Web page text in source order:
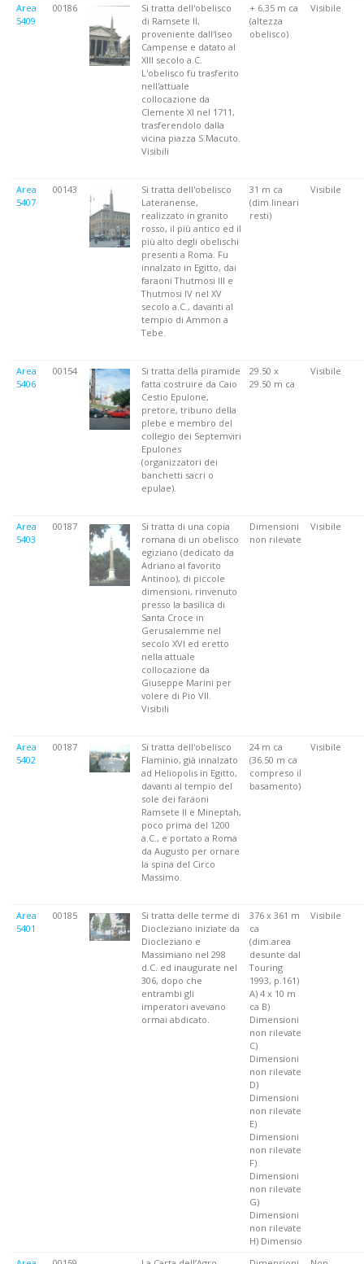
Area
5409
00186
Si tratta dell'obelisco
di Ramsete II,
proveniente dall'Iseo
Campense e datato al
XIII secolo a.C.
L'obelisco fu trasferito
nell'attuale
collocazione da
Clemente XI nel 1711,
trasferendolo dalla
vicina piazza S.Macuto.
Visibili
+ 6.35 m ca
(altezza
obelisco)
Visibile
Area
5407
00143
Si tratta dell'obelisco
Lateranense,
realizzato in granito
rosso, il più antico ed il
più alto degli obelischi
presenti a Roma. Fu
innalzato in Egitto, dai
faraoni Thutmosi III e
Thutmosi IV nel XV
secolo a.C., davanti al
tempio di Ammon a
Tebe.
31 m ca
(dim.lineari
resti)
Visibile
Area
5406
00154
Si tratta della piramide
fatta costruire da Caio
Cestio Epulone,
pretore, tribuno della
plebe e membro del
collegio dei Septemviri
Epulones
(organizzatori dei
banchetti sacri o
epulae).
29.50 x
29.50 m ca
Visibile
Area
5403
00187
Si tratta di una copia
romana di un obelisco
egiziano (dedicato da
Adriano al favorito
Antinoo), di piccole
dimensioni, rinvenuto
presso la basilica di
Santa Croce in
Gerusalemme nel
secolo XVI ed eretto
nella attuale
collocazione da
Giuseppe Marini per
volere di Pio VII.
Visibili
Dimensioni
non rilevate
Visibile
Area
5402
00187
Si tratta dell'obelisco
Flaminio, già innalzato
ad Heliopolis in Egitto,
davanti al tempio del
sole dei faraoni
Ramsete II e Mineptah,
poco prima del 1200
a.C., e portato a Roma
da Augusto per ornare
la spina del Circo
Massimo.
24 m ca
(36.50 m ca
compreso il
basamento)
Visibile
Area
5401
00185
Si tratta delle terme di
Diocleziano iniziate da
Diocleziano e
Massimiano nel 298
d.C. ed inaugurate nel
306, dopo che
entrambi gli
imperatori avevano
ormai abdicato.
376 x 361 m
ca
(dim.area
desunte dal
Touring
1993, p.161)
A) 4 x 10 m
ca B)
Dimensioni
non rilevate
C)
Dimensioni
non rilevate
D)
Dimensioni
non rilevate
E)
Dimensioni
non rilevate
F)
Dimensioni
non rilevate
G)
Dimensioni
non rilevate
H) Dimensio
Visibile